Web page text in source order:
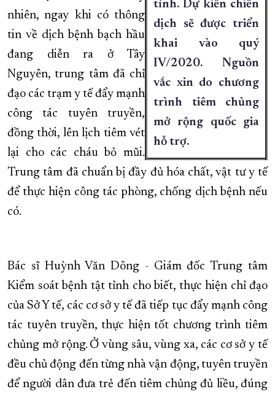
tỉnh. Dự kiến chiến
dịch sẽ được triển
khai vào quý
IV/2020. Nguồn
vắc xin do chương
trình tiêm chủng
mở rộng quốc gia
hỗ trợ.
nhiên, ngay khi có thông
tin về dịch bệnh bạch hầu
đang diễn ra ở Tây
Nguyên, trung tâm đã chỉ
đạo các trạm y tế đẩy mạnh
công tác tuyên truyền,
đồng thời, lên lịch tiêm vét
lại cho các cháu bỏ mũi.
Trung tâm đã chuẩn bị đầy đủ hóa chất, vật tư y tế
để thực hiện công tác phòng, chống dịch bệnh nếu
có.
Bác sĩ Huỳnh Văn Dõng - Giám đốc Trung tâm
Kiểm soát bệnh tật tỉnh cho biết, thực hiện chỉ đạo
của Sở Y tế, các cơ sở y tế đã tiếp tục đẩy mạnh công
tác tuyên truyền, thực hiện tốt chương trình tiêm
chủng mở rộng. Ở vùng sâu, vùng xa, các cơ sở y tế
đều chủ động đến từng nhà vận động, tuyên truyền
để người dân đưa trẻ đến tiêm chủng đủ liều, đúng